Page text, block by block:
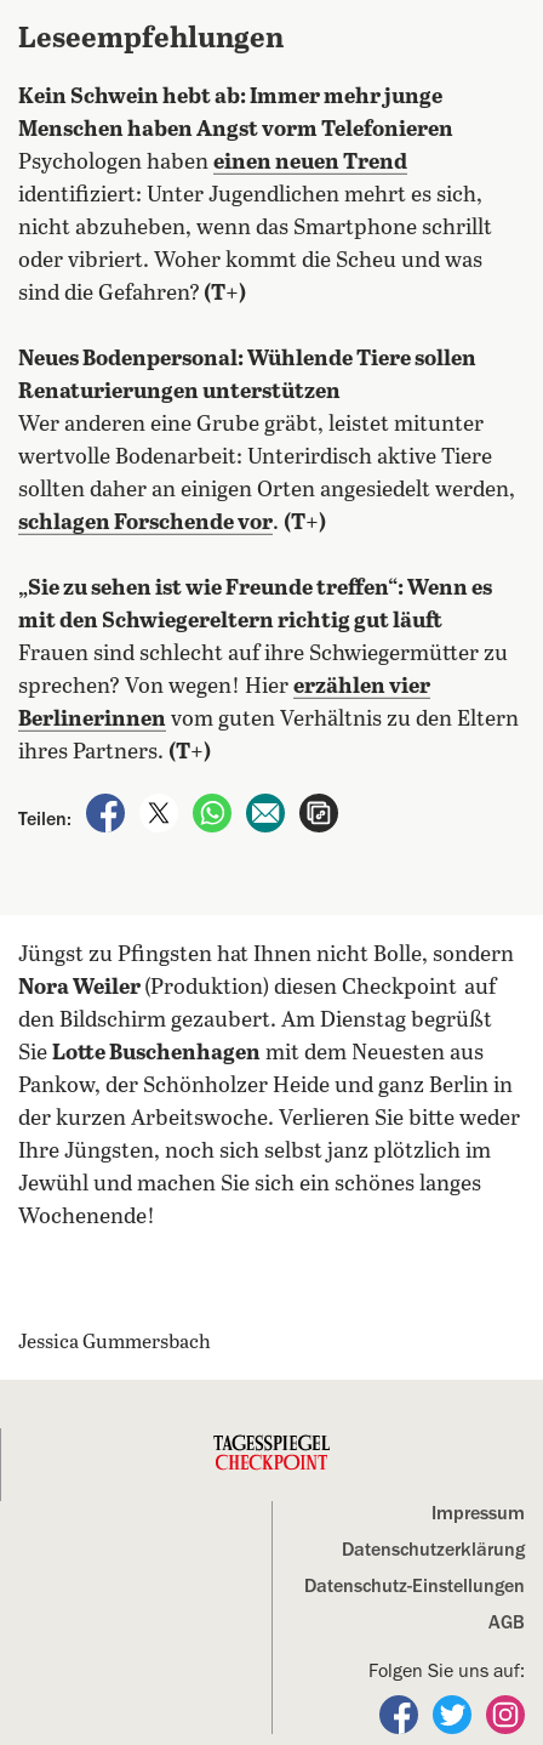
Lese­empfehlungen
Kein Schwein hebt ab: Immer mehr junge
Menschen haben Angst vorm Telefonieren
Psychologen haben einen neuen Trend
identifiziert: Unter Jugendlichen mehrt es sich,
nicht abzuheben, wenn das Smartphone schrillt
oder vibriert. Woher kommt die Scheu und was
sind die Gefahren? (T+)
Neues Bodenpersonal: Wühlende Tiere sollen
Renaturierungen unterstützen
Wer anderen eine Grube gräbt, leistet mitunter
wertvolle Bodenarbeit: Unterirdisch aktive Tiere
sollten daher an einigen Orten angesiedelt werden,
schlagen Forschende vor. (T+)
„Sie zu sehen ist wie Freunde treffen“: Wenn es
mit den Schwiegereltern richtig gut läuft
Frauen sind schlecht auf ihre Schwiegermütter zu
sprechen? Von wegen! Hier erzählen vier
Berlinerinnen vom guten Verhältnis zu den Eltern
ihres Partners. (T+)
Teilen:
auf Facebook teilen
auf X teilenper WhatsApp teilen
per E-Mail teilen
Jüngst zu Pfingsten hat Ihnen nicht Bolle, sondern
Nora Weiler (Produktion) diesen Checkpoint auf
den Bildschirm gezaubert. Am Dienstag begrüßt
Sie Lotte Buschenhagen mit dem Neuesten aus
Pankow, der Schönholzer Heide und ganz Berlin in
der kurzen Arbeitswoche. Verlieren Sie bitte weder
Ihre Jüngsten, noch sich selbst janz plötzlich im
Jewühl und machen Sie sich ein schönes langes
Wochenende!
Jessica Gummersbach
Impressum
Datenschutz­erklärung
Datenschutz-Einstellungen
AGB
Folgen Sie uns auf:
Folgen Sie